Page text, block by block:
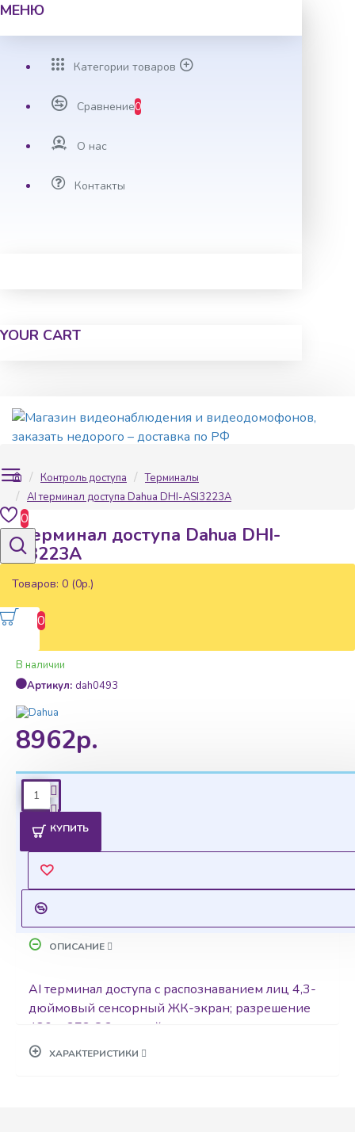
МЕНЮ
Категории товаров
Сравнение0
О нас
Контакты
YOUR CART
0
Товаров: 0 (0р.)
0
Контроль доступа
Терминалы
AI терминал доступа Dahua DHI-ASI3223A
AI терминал доступа Dahua DHI-
ASI3223A
8962р.
Наличие:
В наличии
Артикул: dah0493
КУПИТЬ
Ценовая политика
Уточнить цены на опт можно у менеджера
ОПИСАНИЕ
AI терминал доступа с распознаванием лиц 4,3-
дюймовый сенсорный ЖК-экран; разрешение
480 × 272 С 2мп двойная камера с
широкоугольными объективами и ИК
ХАРАКТЕРИСТИКИ